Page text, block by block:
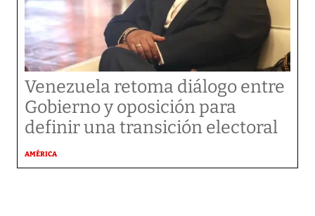
Venezuela retoma diálogo entre
Gobierno y oposición para
definir una transición electoral
AMÉRICA